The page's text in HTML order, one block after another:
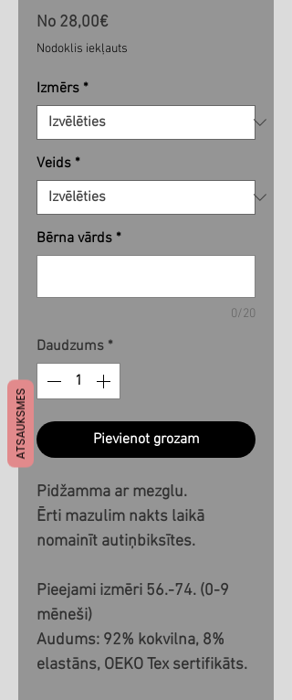
No 28,00€Izpārdošanas
cena
Nodoklis iekļauts
Izmērs *
Veids *
Bērna vārds *
0/20
Daudzums *
Pievienot grozam
Pidžamma ar mezglu.
Ērti mazulim nakts laikā
nomainīt autiņbiksītes.
Pieejami izmēri 56.-74. (0-9
mēneši)
Audums: 92% kokvilna, 8%
elastāns, OEKO Tex sertifikāts.
ATSAUKSMES